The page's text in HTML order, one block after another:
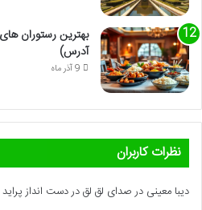
آدرس)
9 آذر ماه
نظرات کاربران
دیبا معینی درصدای لق لق در دست انداز پراید